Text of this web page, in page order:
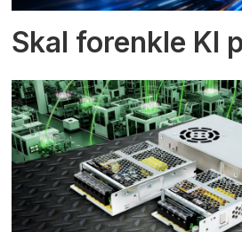
Skal forenkle KI